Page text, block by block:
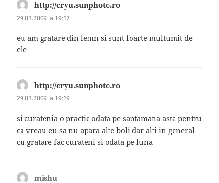
http://cryu.sunphoto.ro
29.03.2009 la 19:17
eu am gratare din lemn si sunt foarte multumit de
ele
http://cryu.sunphoto.ro
29.03.2009 la 19:19
si curatenia o practic odata pe saptamana asta pentru
ca vreau eu sa nu apara alte boli dar alti in general
cu gratare fac curateni si odata pe luna
mishu